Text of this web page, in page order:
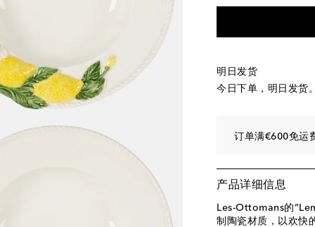
明日发货
今日下单，明日发货。
订单满€600免运
产品详细信息
Les-Ottomans的
制陶瓷材质，以欢快